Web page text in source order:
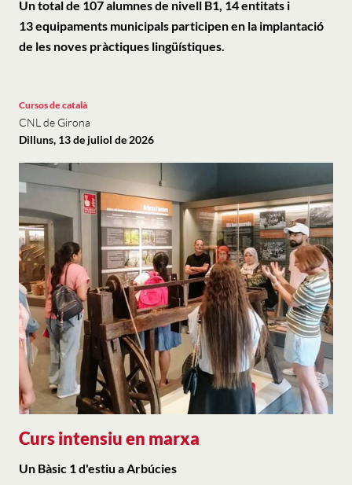
Un total de 107 alumnes de nivell B1, 14 entitats i
13 equipaments municipals participen en la implantació
de les noves pràctiques lingüístiques.
Curs intensiu en marxa
Cursos de català
CNL de Girona
Dilluns, 13 de juliol de 2026
Un Bàsic 1 d'estiu a Arbúcies